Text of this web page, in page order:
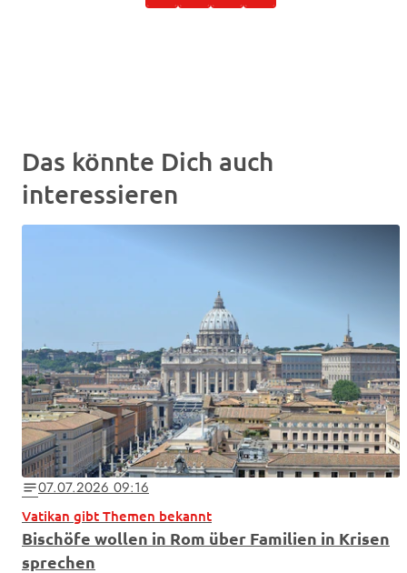
Das könnte Dich auch
interessieren
notes07.07.2026 09:16
Vatikan gibt Themen bekannt
Bischöfe wollen in Rom über Familien in Krisen
sprechen